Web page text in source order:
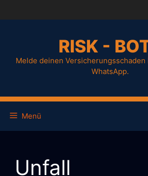
Inhalt
RISK -
Melde deinen
WhatsApp.
Menü
Unfall